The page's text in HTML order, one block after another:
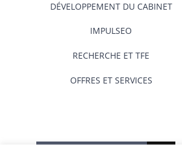
DÉVELOPPEMENT DU CABINET
IMPULSEO
RECHERCHE ET TFE
OFFRES ET SERVICES